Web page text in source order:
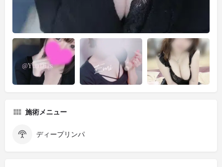
施術メニュー
ディープリンパ